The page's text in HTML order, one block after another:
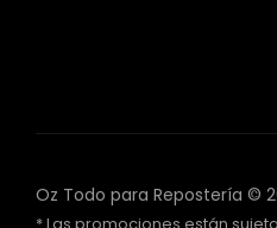
Oz Todo para Repostería ©